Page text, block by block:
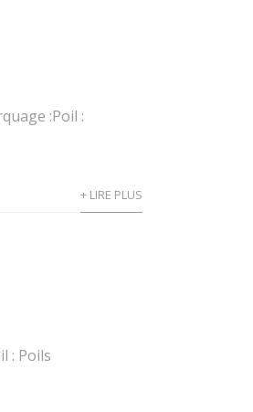
:Poil :
+ LIRE PLUS
: Poils